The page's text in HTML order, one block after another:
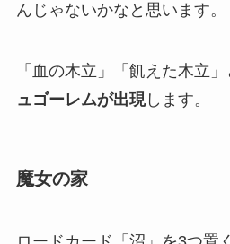
んじゃないかなと思います。
「血の木立」「飢えた木立
ュゴーレムが出現します。
魔女の家